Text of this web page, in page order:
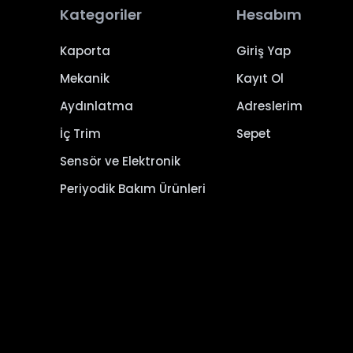
Kategoriler
Kaporta
Mekanik
Aydınlatma
İç Trim
Sensör ve Elektronik
Periyodik Bakım Ürünleri
Hesabım
Giriş Yap
Kayıt Ol
Adreslerim
Sepet